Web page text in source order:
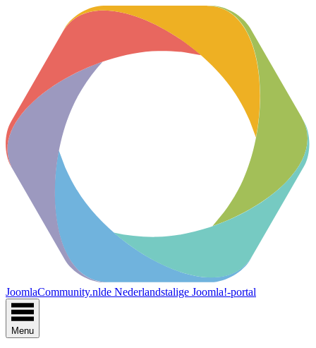
JoomlaCommunity.nlde Nederlandstalige Joomla!-portal
Menu